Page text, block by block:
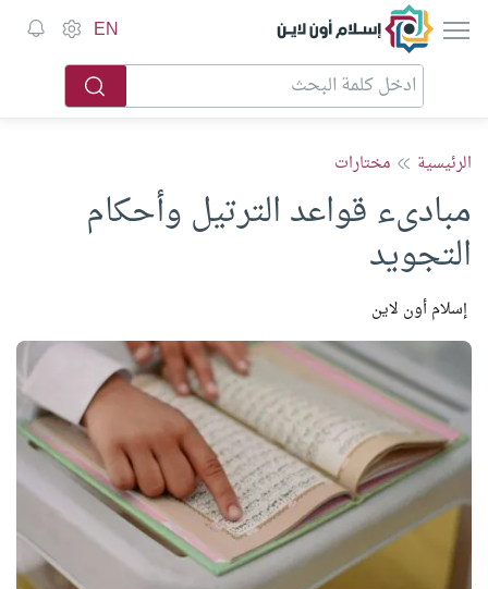
إسلام أون لاين EN
الرئيسية مختارات
مبادىء قواعد الترتيل وأحكام
التجويد
إسلام أون لاين